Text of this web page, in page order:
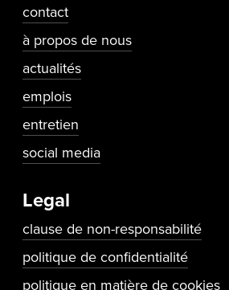
contact
Secundaire navigatie
à propos de nous
actualités
emplois
entretien
social media
Legal
clause de non-responsabilité
politique de confidentialité
politique en matière de cookies